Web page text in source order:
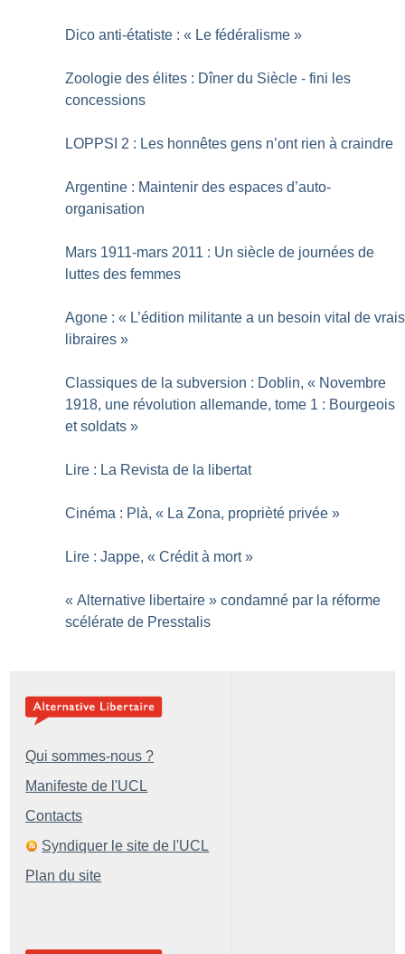
Dico anti-étatiste : « Le fédéralisme »
Zoologie des élites : Dîner du Siècle - fini les
concessions
LOPPSI 2 : Les honnêtes gens n’ont rien à craindre
Argentine : Maintenir des espaces d’auto-
organisation
Mars 1911-mars 2011 : Un siècle de journées de
luttes des femmes
Agone : « L’édition militante a un besoin vital de vrais
libraires »
Classiques de la subversion : Doblin, « Novembre
1918, une révolution allemande, tome 1 : Bourgeois
et soldats »
Lire : La Revista de la libertat
Cinéma : Plà, « La Zona, proprièté privée »
Lire : Jappe, « Crédit à mort »
« Alternative libertaire » condamné par la réforme
scélérate de Presstalis
Qui sommes-nous ?
Manifeste de l'UCL
Contacts
Syndiquer le site de l'UCL
Plan du site